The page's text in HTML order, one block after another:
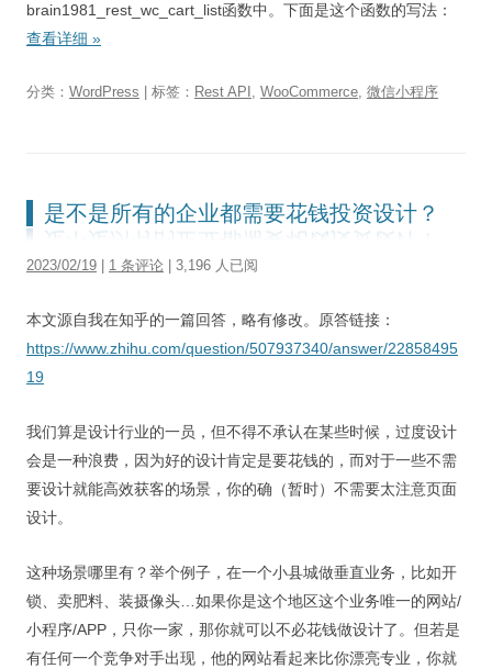
brain1981_rest_wc_cart_list函数中。下面是这个函数的写法：
查看详细 »
分类： WordPress | 标签： Rest API , WooCommerce, 微信小程序
是不是所有的企业都需要花钱投资设计？
2023/02/19 1 条评论 | 3,196 人已阅
本文源自我在知乎的一篇回答，略有修改。原答链接：
https://www.zhihu.com/question/507937340/answer/22858495
19
我们算是设计行业的一员，但不得不承认在某些时候，过度设计
会是一种浪费，因为好的设计肯定是要花钱的，而对于一些不需
要设计就能高效获客的场景，你的确（暂时）不需要太注意页面
设计。
这种场景哪里有？举个例子，在一个小县城做垂直业务，比如开
锁、卖肥料、装摄像头…如果你是这个地区这个业务唯一的网站/
小程序/APP，只你一家，那你就可以不必花钱做设计了。但若是
有任何一个竞争对手出现，他的网站看起来比你漂亮专业，你就